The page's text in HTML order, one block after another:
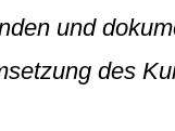
und
des